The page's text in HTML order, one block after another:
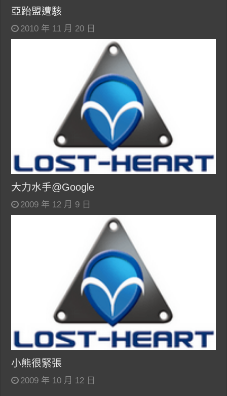
亞跆盟遭駭
2010 年 11 月 20 日
大力水手@Google
2009 年 12 月 9 日
小熊很緊張
2009 年 10 月 12 日